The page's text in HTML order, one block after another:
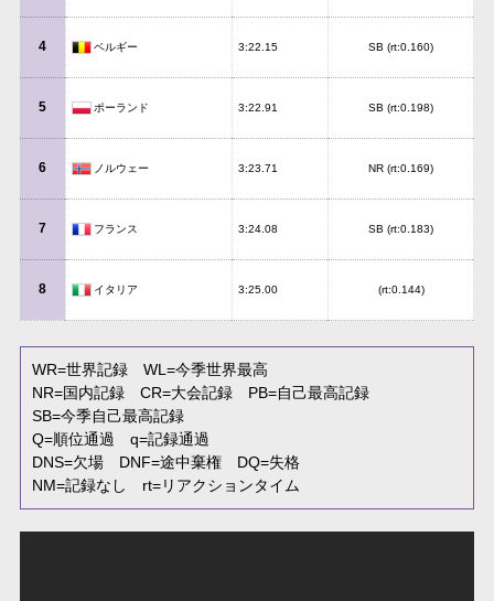
4 ベルギー 3:22.15 SB (rt:0.160)
5 ポーランド 3:22.91 SB (rt:0.198)
6 ノルウェー 3:23.71 NR (rt:0.169)
7 フランス 3:24.08 SB (rt:0.183)
8 イタリア 3:25.00 (rt:0.144)
WR=世界記録 WL=今季世界最高
NR=国内記録 CR=大会記録 PB=自己最高記録
SB=今季自己最高記録
Q=順位通過 q=記録通過
DNS=欠場 DNF=途中棄権 DQ=失格
NM=記録なし rt=リアクションタイム